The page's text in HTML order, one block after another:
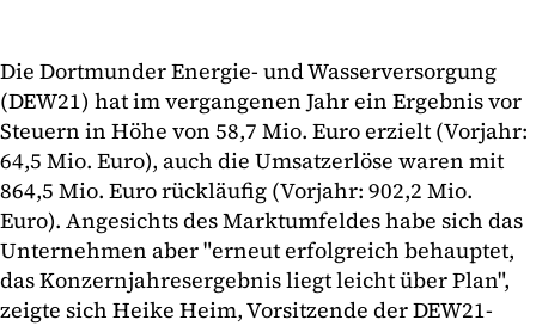
Die Dortmunder Energie- und Wasserversorgung
(DEW21) hat im vergangenen Jahr ein Ergebnis vor
Steuern in Höhe von 58,7 Mio. Euro erzielt (Vorjahr:
64,5 Mio. Euro), auch die Umsatzerlöse waren mit
864,5 Mio. Euro rückläufig (Vorjahr: 902,2 Mio.
Euro). Angesichts des Marktumfeldes habe sich das
Unternehmen aber "erneut erfolgreich behauptet,
das Konzernjahresergebnis liegt leicht über Plan",
zeigte sich Heike Heim, Vorsitzende der DEW21-